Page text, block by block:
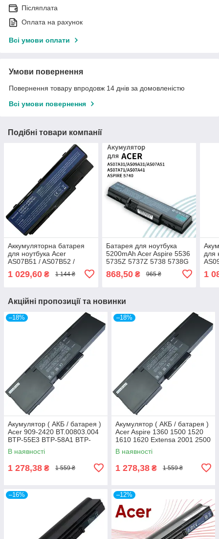
Післяплата
Оплата на рахунок
Всі умови оплати
Умови повернення
Повернення товару впродовж 14 днів за домовленістю
Всі умови повернення
Подібні товари компанії
Аккумуляторна батарея
для ноутбука Acer
AS07B51 / AS07B52 /
5200mA (LG/ SAMSUNG/
1 029,60 ₴ 1 144 ₴
Батарея для ноутбука
5200mAh Acer Aspire 5536
5735Z 5737Z 5738 5738G
AS07A31 AS07A41
868,50₴ 965 ₴
для
1
Акційні пропозиції та новинки
–18%
Акумулятор ( АКБ / батарея )
Acer 909-2420 BT.00803.004
BTP-55E3 BTP-58A1 BTP-
59A1 BTP-60A1 BTP-84A1
BTP-85A1
В наявності
1 278,38 ₴ 1 559 ₴
–18%
Акумулятор ( АКБ / батарея )
Acer Aspire 1360 1500 1520
1610 1620 Extensa 2001 2500
TravelMate 2000 2502 2600
В наявності
1 278,38 ₴ 1 559 ₴
–16% –12%